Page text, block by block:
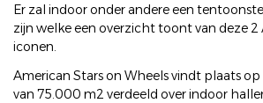
Er zal indoor onder andere een
zijn welke een overzicht toont van deze 2
iconen.
American Stars on Wheels vindt plaats
van 75.000 m2 verdeeld over indoor